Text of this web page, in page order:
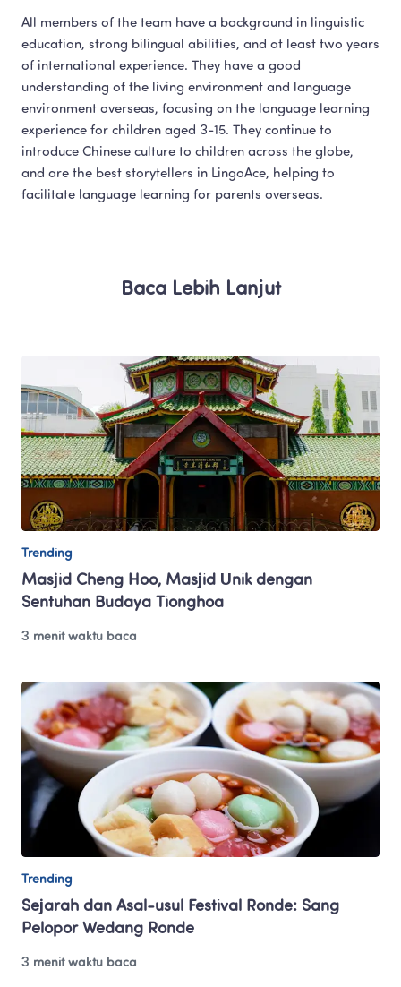
All members of the team have a background in linguistic
education, strong bilingual abilities, and at least two years
of international experience. They have a good
understanding of the living environment and language
environment overseas, focusing on the language learning
experience for children aged 3-15. They continue to
introduce Chinese culture to children across the globe,
and are the best storytellers in LingoAce, helping to
facilitate language learning for parents overseas.​
Baca Lebih Lanjut
Trending
Masjid Cheng Hoo, Masjid Unik dengan
Sentuhan Budaya Tionghoa
3 menit waktu baca
Trending
Sejarah dan Asal-usul Festival Ronde: Sang
Pelopor Wedang Ronde
3 menit waktu baca